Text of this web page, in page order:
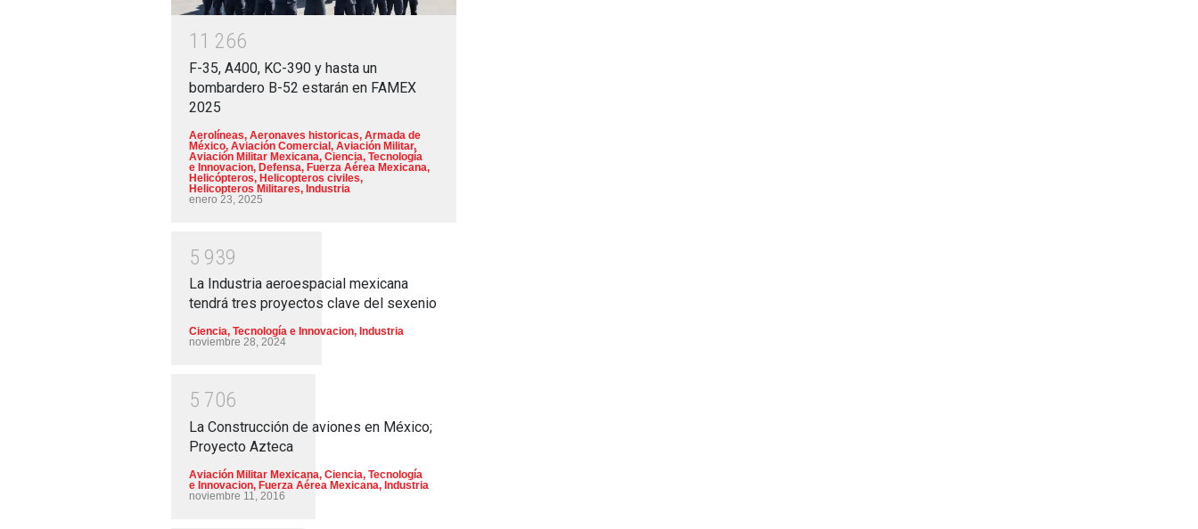
1 1 266
F-35, A400, KC-390 y hasta un
bombardero B-52 estarán en FAMEX
2025
Aerolíneas, Aeronaves historicas, Armada de
México, Aviación Comercial, Aviación Militar,
Aviación Militar Mexicana, Ciencia, Tecnología
e Innovacion, Defensa, Fuerza Aérea Mexicana,
Helicópteros, Helicopteros civiles,
Helicopteros Militares, Industria
enero 23, 2025
5 939
La Industria aeroespacial mexicana
tendrá tres proyectos clave del sexenio
Ciencia, Tecnología e Innovacion, Industria
noviembre 28, 2024
5 706
La Construcción de aviones en México;
Proyecto Azteca
Aviación Militar Mexicana, Ciencia, Tecnología
e Innovacion, Fuerza Aérea Mexicana, Industria
noviembre 11, 2016